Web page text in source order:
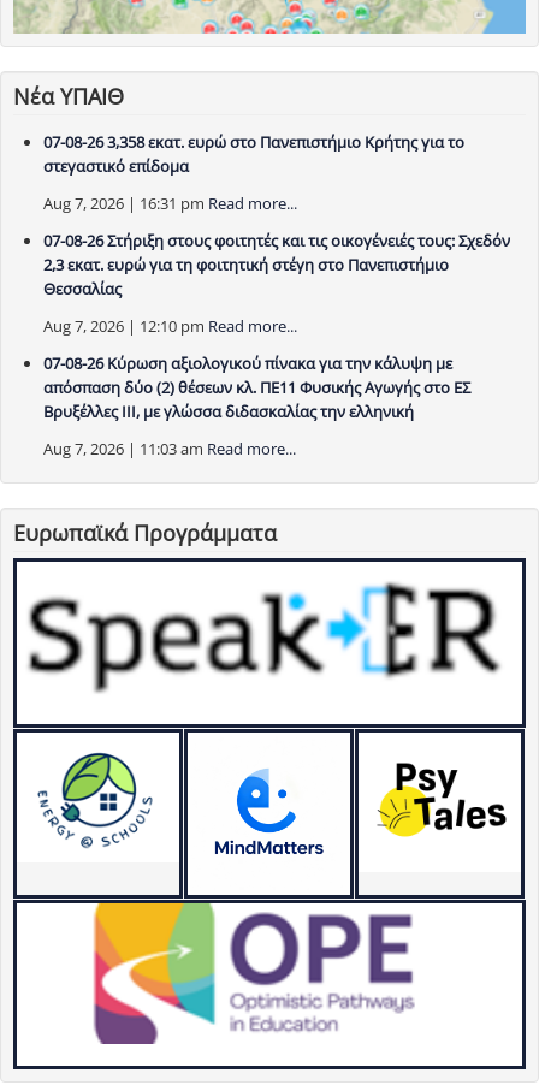
Νέα ΥΠΑΙΘ
07-08-26 3,358 εκατ. ευρώ στο Πανεπιστήμιο Κρήτης για το
στεγαστικό επίδομα
Aug 7, 2026 | 16:31 pm Read more...
07-08-26 Στήριξη στους φοιτητές και τις οικογένειές τους: Σχεδόν
2,3 εκατ. ευρώ για τη φοιτητική στέγη στο Πανεπιστήμιο
Θεσσαλίας
Aug 7, 2026 | 12:10 pm Read more...
07-08-26 Κύρωση αξιολογικού πίνακα για την κάλυψη με
απόσπαση δύο (2) θέσεων κλ. ΠΕ11 Φυσικής Αγωγής στο ΕΣ
Βρυξέλλες ΙΙΙ, με γλώσσα διδασκαλίας την ελληνική
Aug 7, 2026 | 11:03 am Read more...
Ευρωπαϊκά Προγράμματα